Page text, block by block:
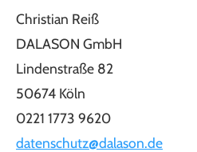
Christian Reiß
DALASON GmbH
Lindenstraße 82
50674 Köln
0221 1773 9620
datenschutz@dalason.de